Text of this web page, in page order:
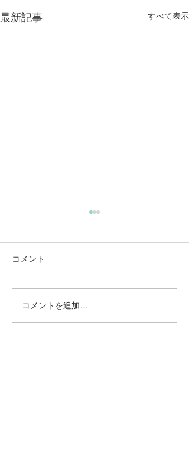
最新記事 すべて表示
動かないところに、中心
がある。——ロジャース
コメント
コメントを追加…